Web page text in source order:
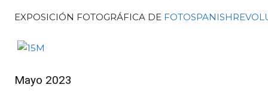
EXPOSICIÓN FOTOGRÁFICA DE
Mayo 2023